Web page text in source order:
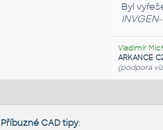
Byl
Vladimír
ARKANCE
(podpora
Příbuzné CAD tipy: